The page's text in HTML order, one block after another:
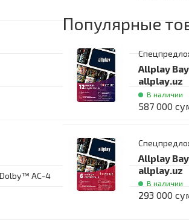
AC-4
Популярные
Allplay
allplay.uz
В наличии
587 000
Allplay
allplay.uz
В наличии
293 000